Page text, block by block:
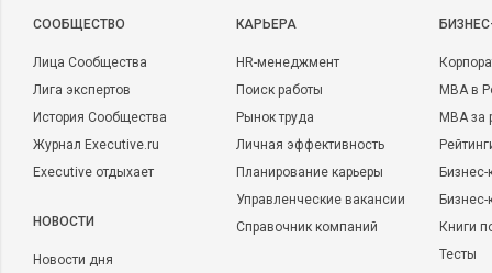
CООБЩЕСТВО
Лица Сообщества
Лига экспертов
История Сообщества
Журнал Executive.ru
Executive отдыхает
НОВОСТИ
Новости дня
КАРЬЕРА
HR-менеджмент
Поиск работы
Рынок труда
Личная эффективность
Планирование карьеры
Управленческие вакансии
Справочник компаний
MBA в
MBA
Бизнес-
Книги
Тесты